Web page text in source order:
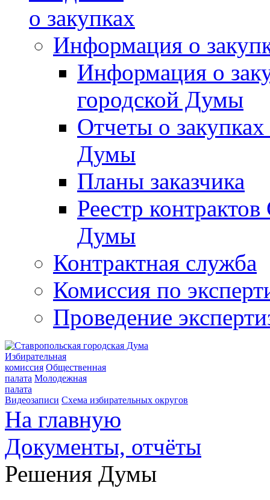
о закупках
Информация о
Информация о
городской Думы
Отчеты о
Думы
Планы заказчика
Реестр
Думы
Контрактная служба
Комиссия по
Проведение
Избирательная
комиссия Общественная
палата Молодежная
палата
Видеозаписи Схема избирательных округов
На главную
Документы, отчёты
Решения Думы